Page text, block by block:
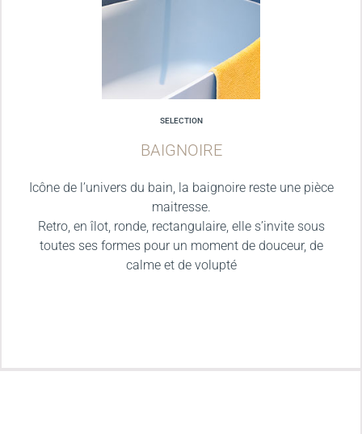
SELECTION
BAIGNOIRE
Icône de l’univers du bain, la baignoire reste une pièce
maitresse.
Retro, en îlot, ronde, rectangulaire, elle s’invite sous
toutes ses formes pour un moment de douceur, de
calme et de volupté